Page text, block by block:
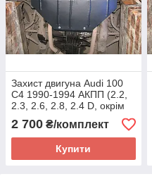
Захист двигуна Audi 100
C4 1990-1994 АКПП (2.2,
2.3, 2.6, 2.8, 2.4 D, окрім
4х4), двигун
2 700 ₴/комплект
Купити